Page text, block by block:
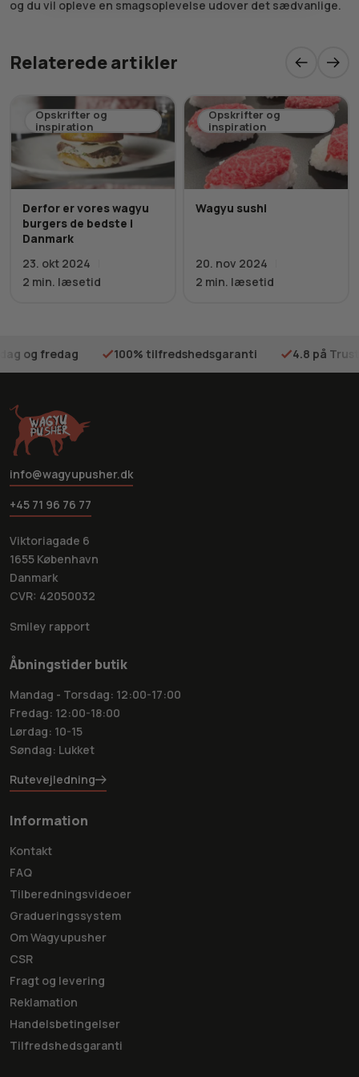
og du vil opleve en smagsoplevelse udover det sædvanlige.
Relaterede artikler
Opskrifter og
inspiration
Derfor er vores wagyu
burgers de bedste i
Danmark
23. okt 2024
2 min. læsetid
Opskrifter og
inspiration
Wagyu sushi
20. nov 2024
2 min. læsetid
og fredag 100% tilfredshedsgaranti 4.8 på
info@wagyupusher.dk
+45 71 96 76 77
Viktoriagade 6
1655 København
Danmark
CVR: 42050032
Smiley rapport
Åbningstider butik
Mandag - Torsdag: 12:00-17:00
Fredag: 12:00-18:00
Lørdag: 10-15
Søndag: Lukket
Rutevejledning
Information
Kontakt
FAQ
Tilberedningsvideoer
Gradueringssystem
Om Wagyupusher
CSR
Fragt og levering
Reklamation
Handelsbetingelser
Tilfredshedsgaranti